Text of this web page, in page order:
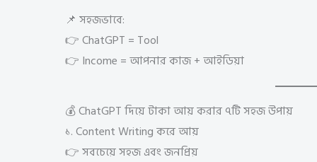
📌 সহজভাবে:
👉 ChatGPT = Tool
👉 Income = আপনার কাজ + আইডিয়া
💰 ChatGPT দিয়ে টাকা আয় করার ৭টি সহজ উপায়
১. Content Writing করে আয়
👉 সবচেয়ে সহজ এবং জনপ্রিয়